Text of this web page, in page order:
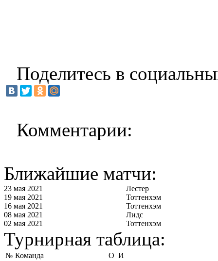
Поделитесь в
Комментарии:
Ближайшие матчи:
23 мая 2021
Лестер
19 мая 2021
Тоттенхэм
16 мая 2021
Тоттенхэм
08 мая 2021
Лидс
02 мая 2021
Тоттенхэм
Турнирная таблица:
№ Команда О И